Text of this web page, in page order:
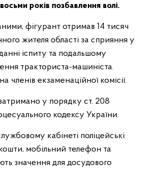
років позбавлення волі.
фігурант отримав 14 тисяч
жителя області за сприяння у
іспиту та подальшому
тракториста-машиніста.
членів екзаменаційної комісії.
у порядку ст. 208
кодексу України.
кабінеті поліцейські
мобільний телефон та
значення для досудового